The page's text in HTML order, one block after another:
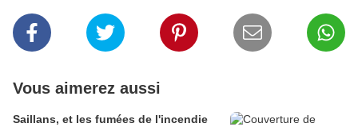
Vous aimerez aussi
Saillans, et les fumées de l'incendie